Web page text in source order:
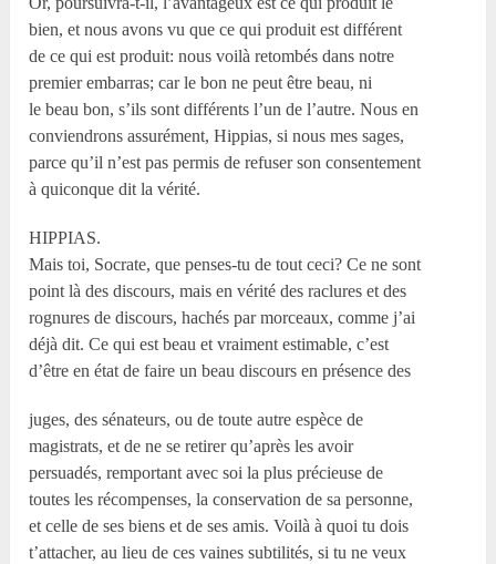
bien, et nous avons vu que ce qui produit est différent
de ce qui est produit: nous voilà retombés dans notre
premier embarras; car le bon ne peut être beau, ni
le beau bon, s’ils sont différents l’un de l’autre. Nous en
conviendrons assurément, Hippias, si nous mes sages,
parce qu’il n’est pas permis de refuser son consentement
à quiconque dit la vérité.
HIPPIAS.
Mais toi, Socrate, que penses-tu de tout ceci? Ce ne sont
point là des discours, mais en vérité des raclures et des
rognures de discours, hachés par morceaux, comme j’ai
déjà dit. Ce qui est beau et vraiment estimable, c’est
d’être en état de faire un beau discours en présence des
juges, des sénateurs, ou de toute autre espèce de
magistrats, et de ne se retirer qu’après les avoir
persuadés, remportant avec soi la plus précieuse de
toutes les récompenses, la conservation de sa personne,
et celle de ses biens et de ses amis. Voilà à quoi tu dois
t’attacher, au lieu de ces vaines subtilités, si tu ne veux